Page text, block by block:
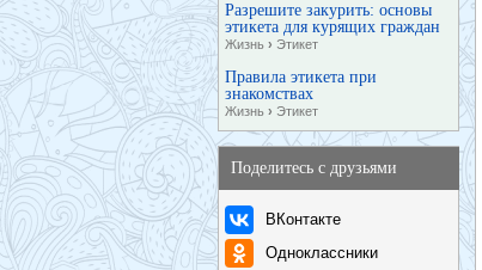
Разрешите закурить: основы
этикета для курящих граждан
Жизнь › Этикет
Правила этикета при
знакомствах
Жизнь › Этикет
Поделитесь с друзьями
ВКонтакте
Одноклассники